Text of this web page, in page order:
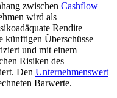
zwischen Cashflow
wird als
Rendite
künftigen Überschüsse
und mit einem
Risiken des
Den Unternehmenswert
Barwerte.